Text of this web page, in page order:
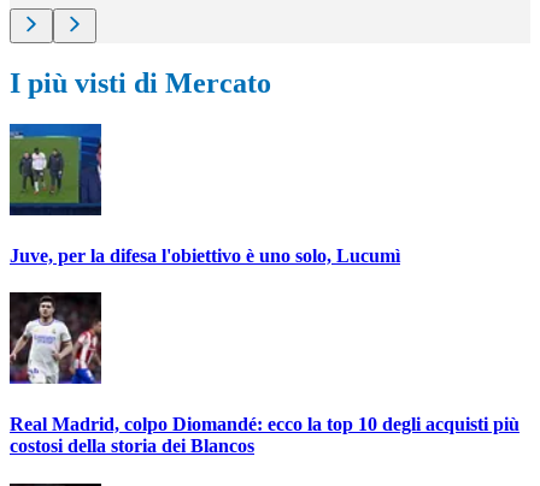
I più visti di Mercato
Juve, per la difesa l'obiettivo è uno solo, Lucumì
Real Madrid, colpo Diomandé: ecco la top 10 degli acquisti più
costosi della storia dei Blancos